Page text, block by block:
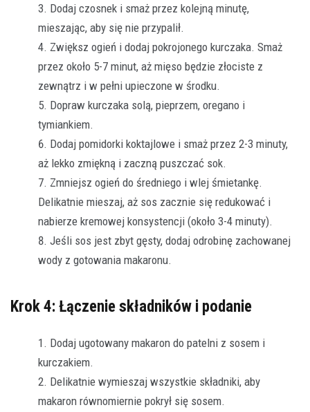
Dodaj czosnek i smaż przez kolejną minutę,
mieszając, aby się nie przypalił.
Zwiększ ogień i dodaj pokrojonego kurczaka. Smaż
przez około 5-7 minut, aż mięso będzie złociste z
zewnątrz i w pełni upieczone w środku.
Dopraw kurczaka solą, pieprzem, oregano i
tymiankiem.
Dodaj pomidorki koktajlowe i smaż przez 2-3 minuty,
aż lekko zmiękną i zaczną puszczać sok.
Zmniejsz ogień do średniego i wlej śmietankę.
Delikatnie mieszaj, aż sos zacznie się redukować i
nabierze kremowej konsystencji (około 3-4 minuty).
Jeśli sos jest zbyt gęsty, dodaj odrobinę zachowanej
wody z gotowania makaronu.
Krok 4: Łączenie składników i podanie
Dodaj ugotowany makaron do patelni z sosem i
kurczakiem.
Delikatnie wymieszaj wszystkie składniki, aby
makaron równomiernie pokrył się sosem.